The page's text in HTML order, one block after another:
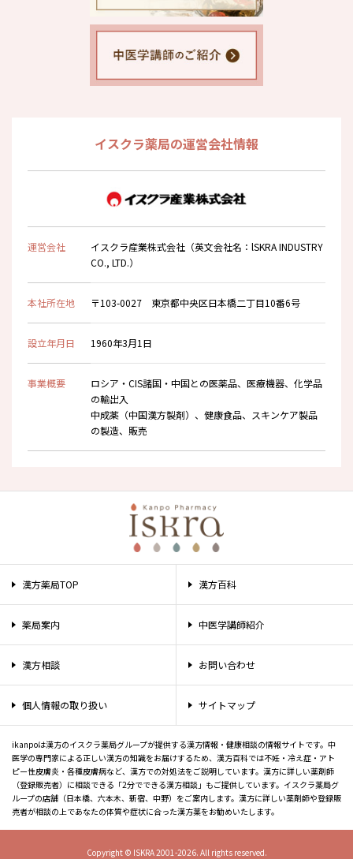
イスクラ薬局の運営会社情報
運営会社
イスクラ産業株式会社（英文会社名：lSKRA INDUSTRY
CO., LTD.）
本社所在地 〒103-0027 東京都中央区日本橋二丁目10番6号
設立年月日 1960年3月1日
事業概要
ロシア・CIS諸国・中国との医薬品、医療機器、化学品
の輸出入
中成薬（中国漢方製剤）、健康食品、スキンケア製品
の製造、販売
漢方薬局TOP 漢方百科
薬局案内 中医学講師紹介
漢方相談 お問い合わせ
個人情報の取り扱い サイトマップ
ikanpoは漢方のイスクラ薬局グループが提供する漢方情報・健康相談の情報サイトです。中
医学の専門家による正しい漢方の知識をお届けするため、漢方百科では不妊・冷え症・アト
ピー性皮膚炎・各種皮膚病など、漢方での対処法をご説明しています。漢方に詳しい薬剤師
（登録販売者）に相談できる「2分でできる漢方相談」もご提供しています。イスクラ薬局グ
ループの店舗（日本橋、六本木、新宿、中野）をご案内します。漢方に詳しい薬剤師や登録販
売者が相談の上であなたの体質や症状に合った漢方薬をお勧めいたします。
Copyright © ISKRA 2001-2026. All rights reserved.